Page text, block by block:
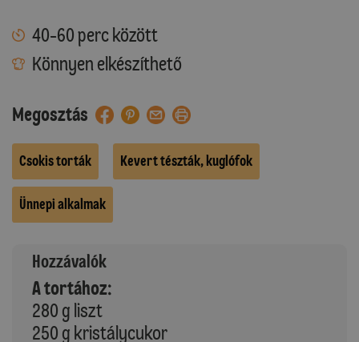
40-60 perc között
Könnyen elkészíthető
Megosztás
Csokis torták Kevert tészták, kuglófok
Ünnepi alkalmak
Hozzávalók
A tortához:
280 g liszt
250 g kristálycukor